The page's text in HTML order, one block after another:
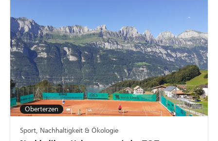
Oberterzen
Sport, Nachhaltigkeit & Ökologie